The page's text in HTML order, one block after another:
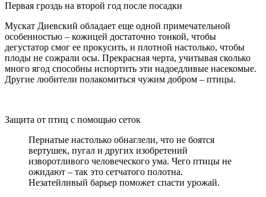
Первая гроздь на второй год после посадки
Мускат Диевский обладает еще одной примечательной
особенностью – кожицей достаточно тонкой, чтобы
дегустатор смог ее прокусить, и плотной настолько, чтобы
плоды не сожрали осы. Прекрасная черта, учитывая сколько
много ягод способны испортить эти надоедливые насекомые.
Другие любители полакомиться чужим добром – птицы.
Защита от птиц с помощью сеток
Пернатые настолько обнаглели, что не боятся
вертушек, пугал и других изобретений
изворотливого человеческого ума. Чего птицы не
ожидают – так это сетчатого полотна.
Незатейливый барьер поможет спасти урожай.